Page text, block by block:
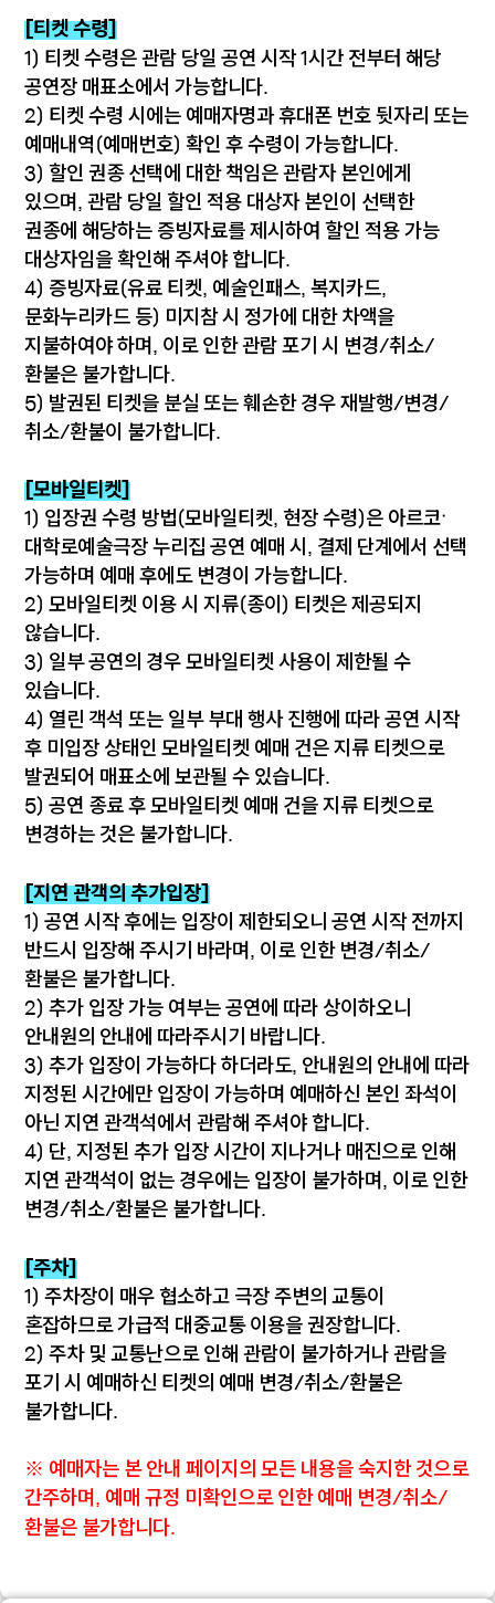
[티켓 수령]
1) 티켓 수령은 관람 당일 공연 시작 1시간 전부터 해당
공연장 매표소에서 가능합니다.
2) 티켓 수령 시에는 예매자명과 휴대폰 번호 뒷자리 또는
예매내역(예매번호) 확인 후 수령이 가능합니다.
3) 할인 권종 선택에 대한 책임은 관람자 본인에게
있으며, 관람 당일 할인 적용 대상자 본인이 선택한
권종에 해당하는 증빙자료를 제시하여 할인 적용 가능
대상자임을 확인해 주셔야 합니다.
4) 증빙자료(유료 티켓, 예술인패스, 복지카드,
문화누리카드 등) 미지참 시 정가에 대한 차액을
지불하여야 하며, 이로 인한 관람 포기 시 변경/취소/
환불은 불가합니다.
5) 발권된 티켓을 분실 또는 훼손한 경우 재발행/변경/
취소/환불이 불가합니다.
[모바일티켓]
1) 입장권 수령 방법(모바일티켓, 현장 수령)은 아르코·
대학로예술극장 누리집 공연 예매 시, 결제 단계에서 선택
가능하며 예매 후에도 변경이 가능합니다.
2) 모바일티켓 이용 시 지류(종이) 티켓은 제공되지
않습니다.
3) 일부 공연의 경우 모바일티켓 사용이 제한될 수
있습니다.
4) 열린 객석 또는 일부 부대 행사 진행에 따라 공연 시작
후 미입장 상태인 모바일티켓 예매 건은 지류 티켓으로
발권되어 매표소에 보관될 수 있습니다.
5) 공연 종료 후 모바일티켓 예매 건을 지류 티켓으로
변경하는 것은 불가합니다.
[지연 관객의 추가입장]
1) 공연 시작 후에는 입장이 제한되오니 공연 시작 전까지
반드시 입장해 주시기 바라며, 이로 인한 변경/취소/
환불은 불가합니다.
2) 추가 입장 가능 여부는 공연에 따라 상이하오니
안내원의 안내에 따라주시기 바랍니다.
3) 추가 입장이 가능하다 하더라도, 안내원의 안내에 따라
지정된 시간에만 입장이 가능하며 예매하신 본인 좌석이
아닌 지연 관객석에서 관람해 주셔야 합니다.
4) 단, 지정된 추가 입장 시간이 지나거나 매진으로 인해
지연 관객석이 없는 경우에는 입장이 불가하며, 이로 인한
변경/취소/환불은 불가합니다.
[주차]
1) 주차장이 매우 협소하고 극장 주변의 교통이
혼잡하므로 가급적 대중교통 이용을 권장합니다.
2) 주차 및 교통난으로 인해 관람이 불가하거나 관람을
포기 시 예매하신 티켓의 예매 변경/취소/환불은
불가합니다.
※ 예매자는 본 안내 페이지의 모든 내용을 숙지한 것으로
간주하며, 예매 규정 미확인으로 인한 예매 변경/취소/
환불은 불가합니다.